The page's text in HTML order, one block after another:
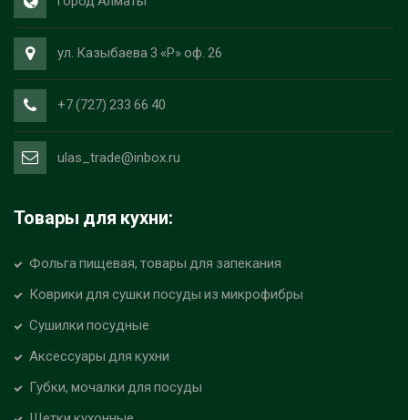
ул. Казыбаева 3 «Р» оф. 26
+7 (727) 233 66 40
ulas_trade@inbox.ru
Товары для кухни:
Фольга пищевая, товары для запекания
Коврики для сушки посуды из микрофибры
Сушилки посудные
Аксессуары для кухни
Губки, мочалки для посуды